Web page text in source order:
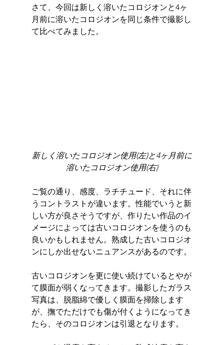
さて、今回は新しく溶いたコロジオンと4ヶ
月前に溶いたコロジオンを同じ条件で撮影し
て比べてみました。
新しく溶いたコロジオン使用(左)と4ヶ月前に
溶いたコロジオン使用(右)
ご覧の通り、感度、ラチチュード、それに伴
うコントラストが違います。性能でいうと新
しい方が良さそうですが、作りたい作品のイ
メージによっては古いコロジオンを使うのも
良いかもしれません。熟成した古いコロジオ
ンにしか出せないニュアンスがあるのです。
古いコロジオンを更に使い続けているとやが
て膜面が弱くなってきます。撮影したガラス
写真は、脱脂綿で優しく膜面を掃除します
が、撫でただけでも傷が付くようになってき
たら、そのコロジオンは引退となります。